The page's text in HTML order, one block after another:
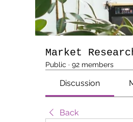
Market
Public · 92 members
Discussion
Back